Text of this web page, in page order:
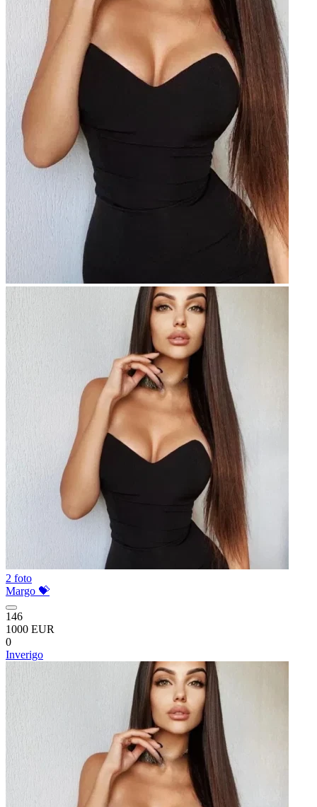
2 foto
Margo 💝
146
1000 EUR
0
Inverigo